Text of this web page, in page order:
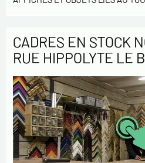
CADRES EN STOCK
RUE HIPPOLYTE LE